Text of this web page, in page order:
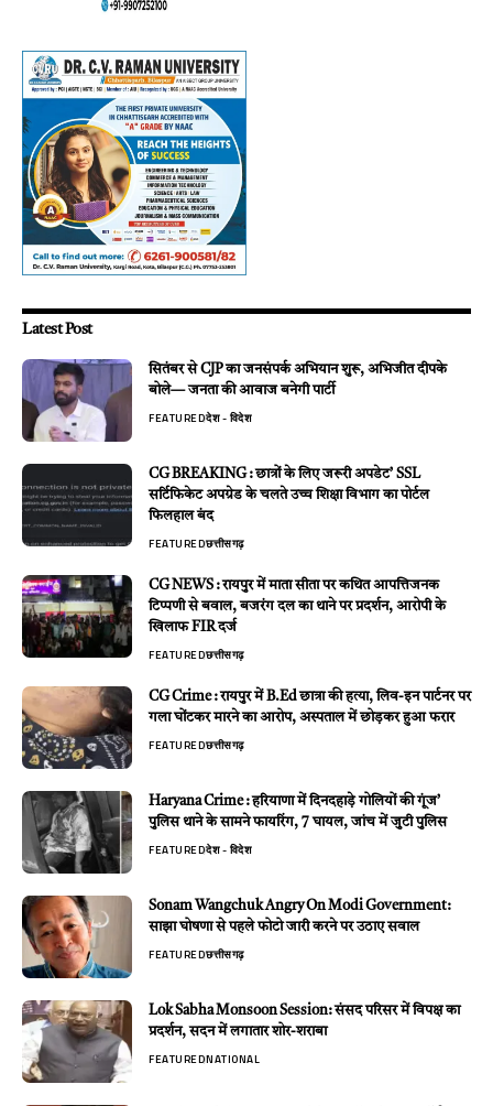
Latest Post
सितंबर से CJP का जनसंपर्क अभियान शुरू, अभिजीत दीपके
बोले— जनता की आवाज बनेगी पार्टी
FEATUREDदेश - विदेश
CG BREAKING : छात्रों के लिए जरूरी अपडेट’ SSL
सर्टिफिकेट अपग्रेड के चलते उच्च शिक्षा विभाग का पोर्टल
फिलहाल बंद
FEATUREDछत्तीसगढ़
CG NEWS : रायपुर में माता सीता पर कथित आपत्तिजनक
टिप्पणी से बवाल, बजरंग दल का थाने पर प्रदर्शन, आरोपी के
खिलाफ FIR दर्ज
FEATUREDछत्तीसगढ़
CG Crime : रायपुर में B.Ed छात्रा की हत्या, लिव-इन पार्टनर पर
गला घोंटकर मारने का आरोप, अस्पताल में छोड़कर हुआ फरार
FEATUREDछत्तीसगढ़
Haryana Crime : हरियाणा में दिनदहाड़े गोलियों की गूंज’
पुलिस थाने के सामने फायरिंग, 7 घायल, जांच में जुटी पुलिस
FEATUREDदेश - विदेश
Sonam Wangchuk Angry On Modi Government:
साझा घोषणा से पहले फोटो जारी करने पर उठाए सवाल
FEATUREDछत्तीसगढ़
Lok Sabha Monsoon Session: संसद परिसर में विपक्ष का
प्रदर्शन, सदन में लगातार शोर-शराबा
FEATUREDNATIONAL